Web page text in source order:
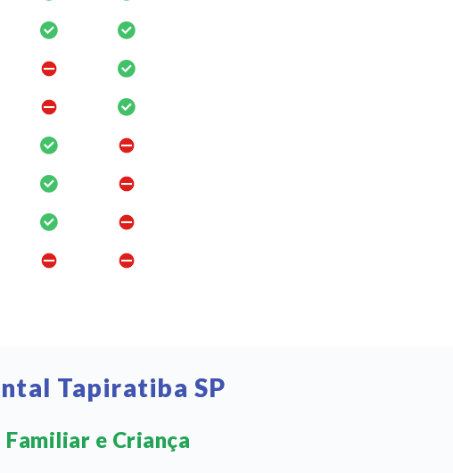
Tapiratiba SP
e Criança​